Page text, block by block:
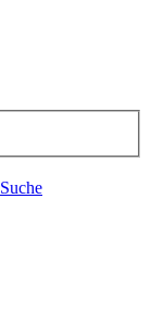
Suche